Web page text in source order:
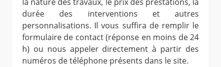
durée des interventions et autres
personnalisations. Il vous suffira de remplir le
formulaire de contact (réponse en moins de 24
h) ou nous appeler directement à partir des
numéros de téléphone présents dans le site.